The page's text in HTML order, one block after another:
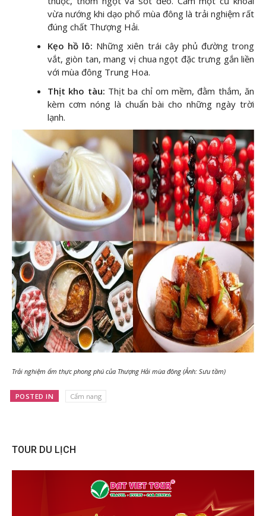
vừa nướng khi dạo phố mùa đông là trải nghiệm rất
đúng chất Thượng Hải.
Kẹo hồ lô: Những xiên trái cây phủ đường trong
vắt, giòn tan, mang vị chua ngọt đặc trưng gắn liền
với mùa đông Trung Hoa.
Thịt kho tàu: Thịt ba chỉ om mềm, đằm thắm, ăn
kèm cơm nóng là chuẩn bài cho những ngày trời
lạnh.
Trải nghiệm ẩm thực phong phú của Thượng Hải mùa đông (Ảnh: Sưu tầm)
POSTED IN Cẩm nang
TOUR DU LỊCH